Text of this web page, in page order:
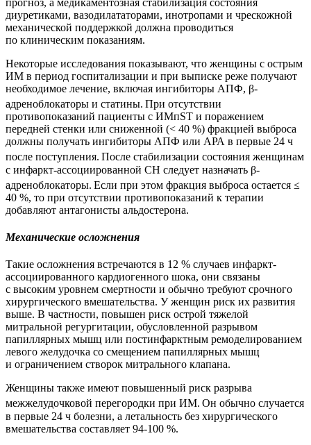
прогноз, а медикаментозная стабилизация состояния
диуретиками, вазодилататорами, инотропами и чрескожной
механической поддержкой должна проводиться
по клиническим показаниям.
Некоторые исследования показывают, что женщины с острым
ИМ в период госпитализации и при выписке реже получают
необходимое лечение, включая ингибиторы АПФ, β-
адреноблокаторы и статины. При отсутствии
противопоказаний пациенты с ИМпST и поражением
передней стенки или сниженной (< 40 %) фракцией выброса
должны получать ингибиторы АПФ или АРА в первые 24 ч
после поступления. После стабилизации состояния женщинам
с инфаркт-ассоциированной СН следует назначать β-
адреноблокаторы. Если при этом фракция выброса остается ≤
40 %, то при отсутствии противопоказаний к терапии
добавляют антагонисты альдостерона.
Механические осложнения
Такие осложнения встречаются в 12 % случаев инфаркт-
ассоциированного кардиогенного шока, они связаны
с высоким уровнем смертности и обычно требуют срочного
хирургического вмешательства. У женщин риск их развития
выше. В частности, повышен риск острой тяжелой
митральной регургитации, обусловленной разрывом
папиллярных мышц или постинфарктным ремоделированием
левого желудочка со смещением папиллярных мышц
и ограничением створок митрального клапана.
Женщины также имеют повышенный риск разрыва
межжелудочковой перегородки при ИМ. Он обычно случается
в первые 24 ч болезни, а летальность без хирургического
вмешательства составляет 94-100 %.